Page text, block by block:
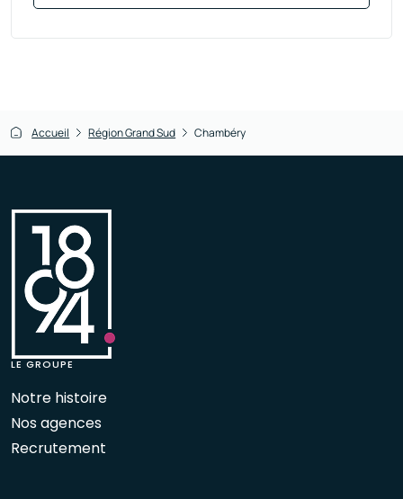
Accueil Région Grand Sud Chambéry
LE GROUPE
Notre histoire
Nos agences
Recrutement